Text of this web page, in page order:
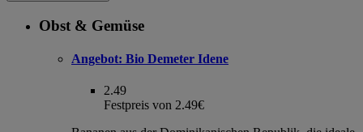
Obst & Gemüse
Angebot: Bio Demeter Idene
2.49
Festpreis von 2.49€